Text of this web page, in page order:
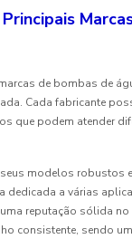
de bombas de
Cada fabricante
que podem atender
modelos robustos
dedicada a várias
reputação sólida no
consistente, sendo